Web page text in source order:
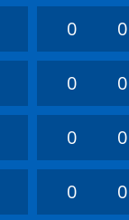
0 0
0 0
0 0
0 0